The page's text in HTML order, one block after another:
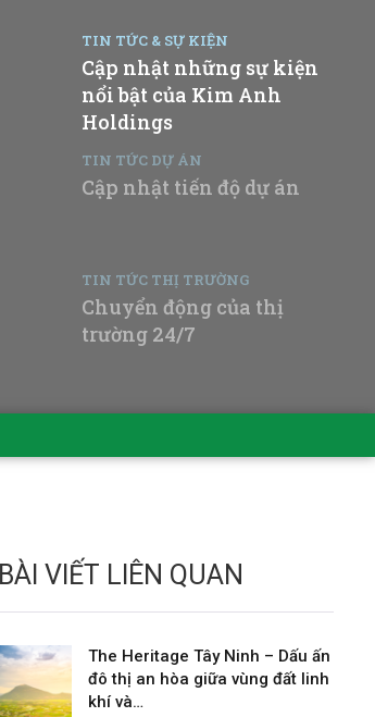
TIN TỨC & SỰ KIỆN
Cập nhật những sự kiện
nổi bật của Kim Anh
Holdings
TIN TỨC DỰ ÁN
Cập nhật tiến độ dự án
TIN TỨC THỊ TRƯỜNG
Chuyển động của thị
trường 24/7
BÀI VIẾT LIÊN QUAN
The Heritage Tây Ninh – Dấu ấn
đô thị an hòa giữa vùng đất linh
khí và…